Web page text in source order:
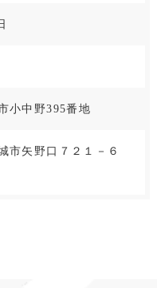
小中野395番地
市矢野口７２１－６